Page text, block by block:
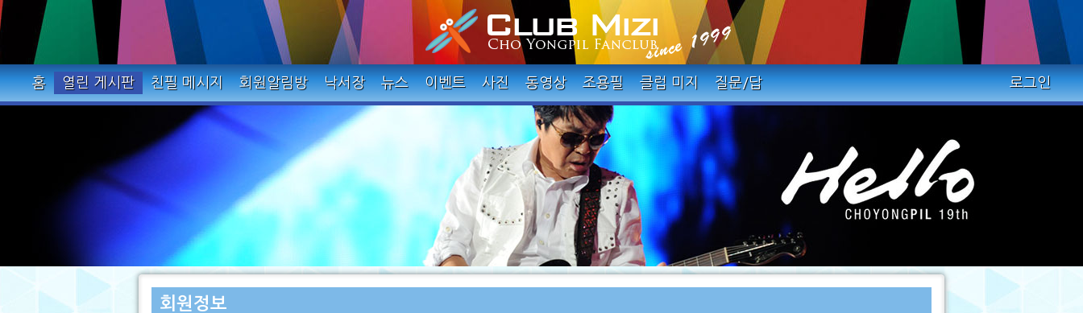
홈 열린 게시판 친필 메시지 회원알림방 낙서장 뉴스 이벤트 사진 동영상 조용필 클럽 미지 질문/답 로그인
회원정보